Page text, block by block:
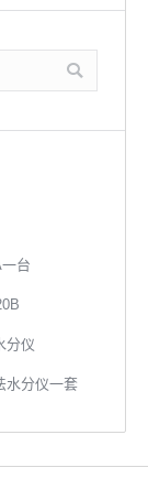
台
分仪
水分仪一套